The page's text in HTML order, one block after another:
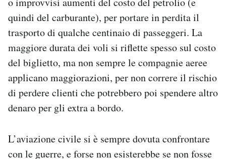
quindi del carburante), per portare in perdita il
trasporto di qualche centinaio di passeggeri. La
maggiore durata dei voli si riflette spesso sul costo
del biglietto, ma non sempre le compagnie aeree
applicano maggiorazioni, per non correre il rischio
di perdere clienti che potrebbero poi spendere altro
denaro per gli extra a bordo.
L’aviazione civile si è sempre dovuta confrontare
con le guerre, e forse non esisterebbe se non fosse